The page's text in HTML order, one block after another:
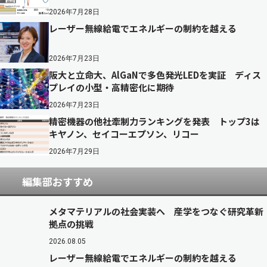
2026年7月28日
レーザー無線給電でエネルギーの制約を越える
2026年7月23日
阪大と立命大、AlGaNで多色発光LEDを実証 ディス
プレイの小型・高精密化に期待
2026年7月23日
精密機器の他社牽制力ランキングを発表 トップ3は
キヤノン、セイコーエプソン、リコー
2026年7月29日
編集部おすすめ
メタマテリアルの社会実装へ 産学をつなぐ研究革新
拠点の挑戦
2026.08.05
レーザー無線給電でエネルギーの制約を越える